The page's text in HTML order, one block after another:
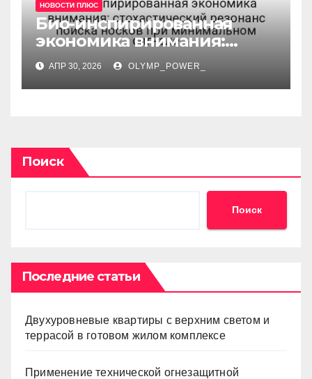
НОВОСТИ ПЛЮС
Био-инспирированная
экономика внимания:
стохастический резонанс
поиска носков при
минимальном сигнале
АПР 30, 2026 OLYMP_POWER_
Поиск
Поиск
Последние статьи
Двухуровневые квартиры с верхним светом и
террасой в готовом жилом комплексе
Применение технической огнезащитной